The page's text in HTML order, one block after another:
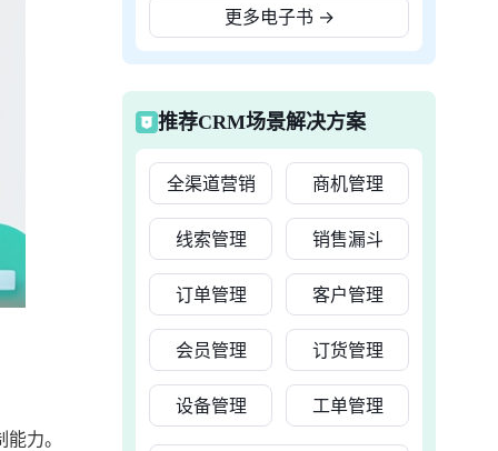
力。
更多电子书 →
推荐CRM场景解决方案
全渠道营销 商机管理
线索管理 销售漏斗
订单管理 客户管理
会员管理 订货管理
设备管理 工单管理